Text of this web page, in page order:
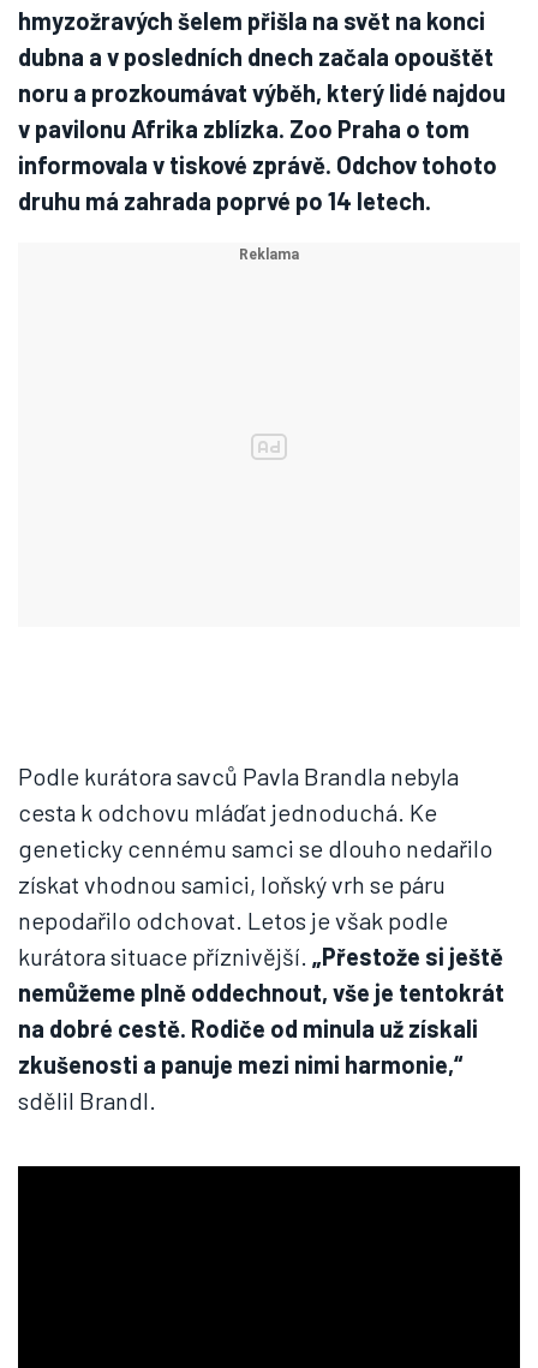
hmyzožravých šelem přišla na svět na konci
dubna a v posledních dnech začala opouštět
noru a prozkoumávat výběh, který lidé najdou
v pavilonu Afrika zblízka. Zoo Praha o tom
informovala v tiskové zprávě. Odchov tohoto
druhu má zahrada poprvé po 14 letech.
Podle kurátora savců Pavla Brandla nebyla
cesta k odchovu mláďat jednoduchá. Ke
geneticky cennému samci se dlouho nedařilo
získat vhodnou samici, loňský vrh se páru
nepodařilo odchovat. Letos je však podle
kurátora situace příznivější. „Přestože si ještě
nemůžeme plně oddechnout, vše je tentokrát
na dobré cestě. Rodiče od minula už získali
zkušenosti a panuje mezi nimi harmonie,“
sdělil Brandl.